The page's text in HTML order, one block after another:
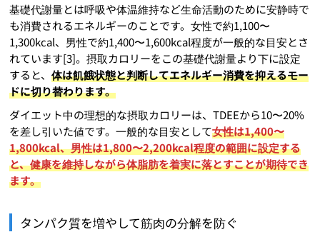
基礎代謝量とは呼吸や体温維持など生命活動のために安静時で
も消費されるエネルギーのことです。女性で約1,100〜
1,300kcal、男性で約1,400〜1,600kcal程度が一般的な目安とさ
れています[3]。摂取カロリーをこの基礎代謝量より下に設定
すると、体は飢餓状態と判断してエネルギー消費を抑えるモー
ドに切り替わります。
ダイエット中の理想的な摂取カロリーは、TDEEから10〜20%
を差し引いた値です。一般的な目安として女性は1,400〜
1,800kcal、男性は1,800〜2,200kcal程度の範囲に設定する
と、健康を維持しながら体脂肪を着実に落とすことが期待でき
ます。
タンパク質を増やして筋肉の分解を防ぐ